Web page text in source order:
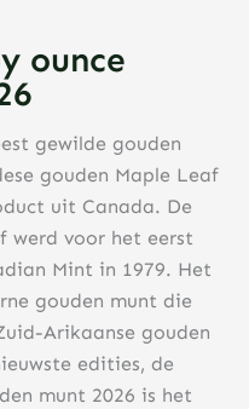
ounce
gewilde gouden
gouden Maple Leaf
uit Canada. De
werd voor het eerst
Mint in 1979. Het
gouden munt die
Arikaanse gouden
edities, de
munt 2026 is het